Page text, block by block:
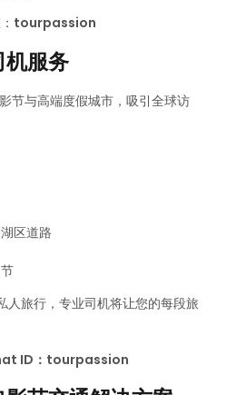
tourpassion
机服务
节与高端度假城市，吸引全球访
区道路
人旅行，专业司机将让您的每段旅
ID：tourpassion